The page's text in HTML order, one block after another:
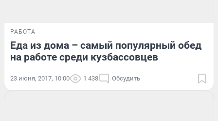
РАБОТА
Еда из дома – самый популярный обед
на работе среди кузбассовцев
23 июня, 2017, 10:00 1 438 Обсудить